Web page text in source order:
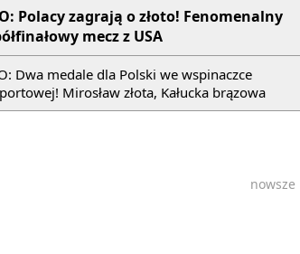
Polacy zagrają o złoto! Fenomenalny
mecz z USA
Dwa medale dla Polski we wspinaczce
Mirosław złota, Kałucka brązowa
nowsze